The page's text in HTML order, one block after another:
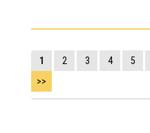
1 2 3 4 5
>>